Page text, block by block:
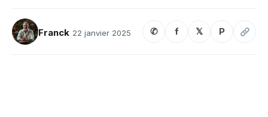
Franck 22 janvier 2025 ✆ f 𝕏 P